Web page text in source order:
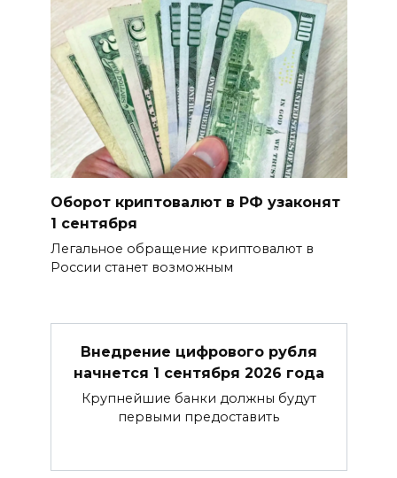
Оборот криптовалют в РФ узаконят
1 сентября
Легальное обращение криптовалют в
России станет возможным
Внедрение цифрового рубля
начнется 1 сентября 2026 года
Крупнейшие банки должны будут
первыми предоставить